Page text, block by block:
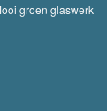
groen glaswerk